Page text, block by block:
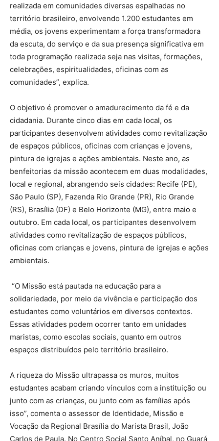
realizada em comunidades diversas espalhadas no
território brasileiro, envolvendo 1.200 estudantes em
média, os jovens experimentam a força transformadora
da escuta, do serviço e da sua presença significativa em
toda programação realizada seja nas visitas, formações,
celebrações, espiritualidades, oficinas com as
comunidades”, explica.
O objetivo é promover o amadurecimento da fé e da
cidadania. Durante cinco dias em cada local, os
participantes desenvolvem atividades como revitalização
de espaços públicos, oficinas com crianças e jovens,
pintura de igrejas e ações ambientais. Neste ano, as
benfeitorias da missão acontecem em duas modalidades,
local e regional, abrangendo seis cidades: Recife (PE),
São Paulo (SP), Fazenda Rio Grande (PR), Rio Grande
(RS), Brasília (DF) e Belo Horizonte (MG), entre maio e
outubro. Em cada local, os participantes desenvolvem
atividades como revitalização de espaços públicos,
oficinas com crianças e jovens, pintura de igrejas e ações
ambientais.
“O Missão está pautada na educação para a
solidariedade, por meio da vivência e participação dos
estudantes como voluntários em diversos contextos.
Essas atividades podem ocorrer tanto em unidades
maristas, como escolas sociais, quanto em outros
espaços distribuídos pelo território brasileiro.
A riqueza do Missão ultrapassa os muros, muitos
estudantes acabam criando vínculos com a instituição ou
junto com as crianças, ou junto com as famílias após
isso”, comenta o assessor de Identidade, Missão e
Vocação da Regional Brasília do Marista Brasil, João
Carlos de Paula. No Centro Social Santo Aníbal, no Guará